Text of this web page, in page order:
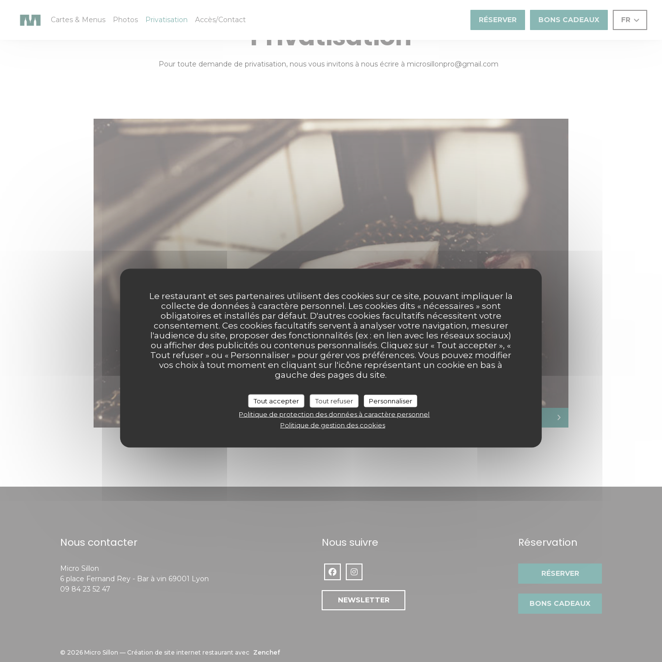
Le restaurant et ses partenaires utilisent des cookies sur ce site, pouvant impliquer la
collecte de données à caractère personnel. Les cookies dits « nécessaires » sont
obligatoires et installés par défaut. D'autres cookies facultatifs nécessitent votre
consentement. Ces cookies facultatifs servent à analyser votre navigation, mesurer
l'audience du site, proposer des fonctionnalités (ex : en lien avec les réseaux sociaux)
ou afficher des publicités ou contenus personnalisés. Cliquez sur « Tout accepter », «
Tout refuser » ou « Personnaliser » pour gérer vos préférences. Vous pouvez modifier
vos choix à tout moment en cliquant sur l'icône représentant un cookie en bas à
gauche des pages du site.
Tout accepter Tout refuser
Personnaliser
Politique de protection des données à caractère personnel
Politique de gestion des cookies
Cartes & Menus Photos Privatisation Accès/Contact RÉSERVER BONS CADEAUX FR
Privatisation
Pour toute demande de privatisation, nous vous invitons à nous écrire à microsillonpro@gmail.com
Nous contacter
Micro Sillon
6 place Fernand Rey - Bar à vin 69001 Lyon
09 84 23 52 47
Nous suivre
Facebook ((ouvre une nouvelle fenêtre))
Instagram ((ouvre une nouvelle fenêtre))
NEWSLETTER
Réservation
RÉSERVER
BONS CADEAUX
© 2026 Micro Sillon — Création de site internet restaurant avec Zenchef((ouvre une nouvelle fenêtre))